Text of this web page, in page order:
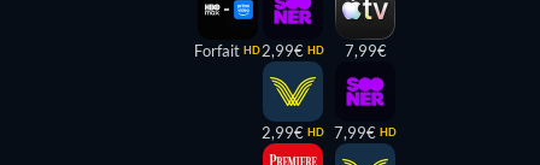
Forfait HD2,99€ HD
2,99€ HD
7,99€
7,99€ HD